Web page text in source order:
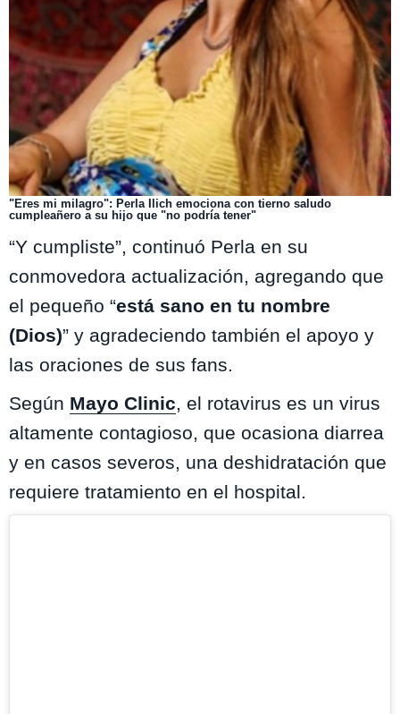
"Eres mi milagro": Perla Ilich emociona con tierno saludo
cumpleañero a su hijo que "no podría tener"
“Y cumpliste”, continuó Perla en su
conmovedora actualización, agregando que
el pequeño “está sano en tu nombre
(Dios)” y agradeciendo también el apoyo y
las oraciones de sus fans.
Según Mayo Clinic, el rotavirus es un virus
altamente contagioso, que ocasiona diarrea
y en casos severos, una deshidratación que
requiere tratamiento en el hospital.